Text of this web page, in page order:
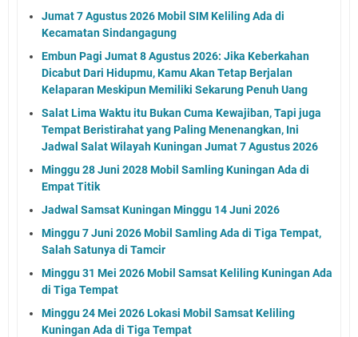
Jumat 7 Agustus 2026 Mobil SIM Keliling Ada di
Kecamatan Sindangagung
Embun Pagi Jumat 8 Agustus 2026: Jika Keberkahan
Dicabut Dari Hidupmu, Kamu Akan Tetap Berjalan
Kelaparan Meskipun Memiliki Sekarung Penuh Uang
Salat Lima Waktu itu Bukan Cuma Kewajiban, Tapi juga
Tempat Beristirahat yang Paling Menenangkan, Ini
Jadwal Salat Wilayah Kuningan Jumat 7 Agustus 2026
Minggu 28 Juni 2028 Mobil Samling Kuningan Ada di
Empat Titik
Jadwal Samsat Kuningan Minggu 14 Juni 2026
Minggu 7 Juni 2026 Mobil Samling Ada di Tiga Tempat,
Salah Satunya di Tamcir
Minggu 31 Mei 2026 Mobil Samsat Keliling Kuningan Ada
di Tiga Tempat
Minggu 24 Mei 2026 Lokasi Mobil Samsat Keliling
Kuningan Ada di Tiga Tempat